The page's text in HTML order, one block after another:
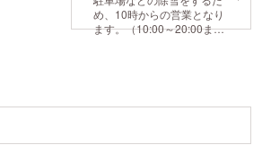
め、10時からの営業となり
ます。（10:00～20:00ま…